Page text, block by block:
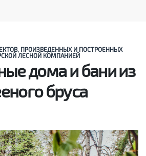
ПРОИЗВЕДЕННЫХ И ПОСТРОЕННЫХ
ЛЕСНОЙ КОМПАНИЕЙ
дома и бани из
бруса